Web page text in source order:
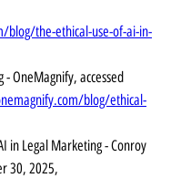
the-ethical-use-of-ai-in-
OneMagnify, accessed
blog/ethical-
in Legal Marketing - Conroy
30, 2025,